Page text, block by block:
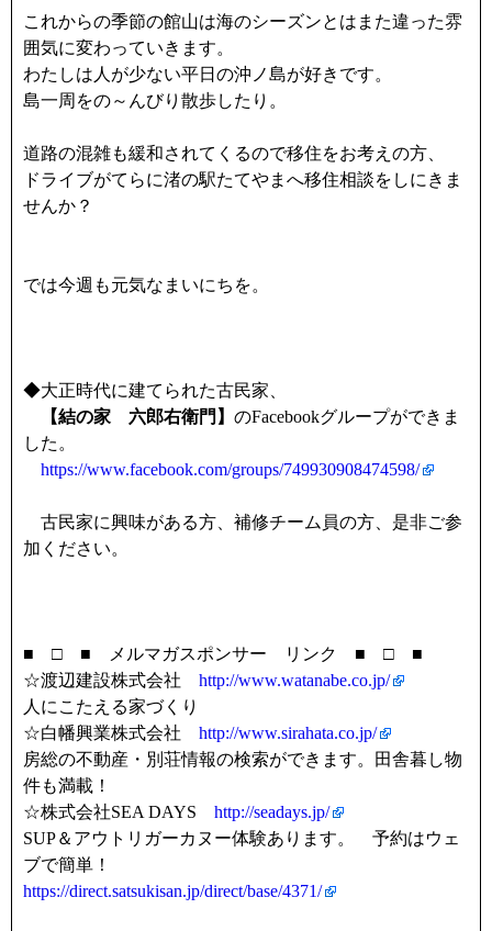
これからの季節の館山は海のシーズンとはまた違った雰
囲気に変わっていきます。
わたしは人が少ない平日の沖ノ島が好きです。
島一周をの～んびり散歩したり。
道路の混雑も緩和されてくるので移住をお考えの方、
ドライブがてらに渚の駅たてやまへ移住相談をしにきま
せんか？
では今週も元気なまいにちを。
◆大正時代に建てられた古民家、
【結の家 六郎右衛門】 のFacebookグループができま
した。
https://www.facebook.com/groups/749930908474598/
古民家に興味がある方、補修チーム員の方、是非ご参
加ください。
■ □ ■ メルマガスポンサー リンク ■ □ ■
☆渡辺建設株式会社 http://www.watanabe.co.jp/
人にこたえる家づくり
☆白幡興業株式会社 http://www.sirahata.co.jp/
房総の不動産・別荘情報の検索ができます。田舎暮し物
件も満載！
☆株式会社SEA DAYS http://seadays.jp/
SUP＆アウトリガーカヌー体験あります。 予約はウェ
ブで簡単！
https://direct.satsukisan.jp/direct/base/4371/